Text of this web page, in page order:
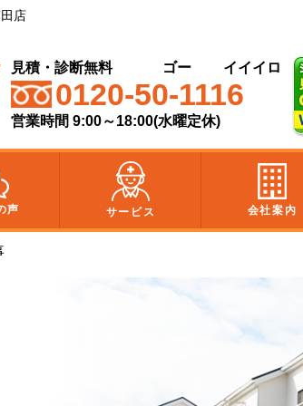
店
見積・診断無料 ゴー イイイロ
0120-50-1116
営業時間 9:00～18:00(水曜定休)
声 サービス 会社案内